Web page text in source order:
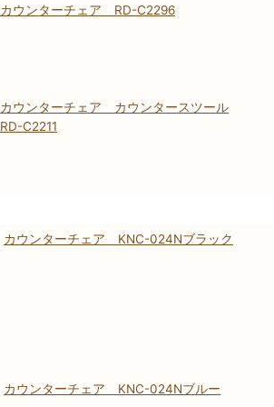
カウンターチェア RD-C2296
カウンターチェア カウンタースツール
RD-C2211
カウンターチェア KNC-024Nブラック
カウンターチェア KNC-024Nブルー